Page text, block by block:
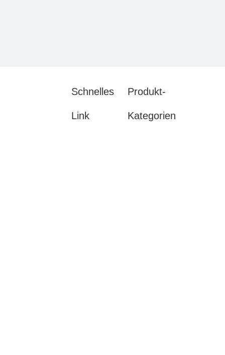
Schnelles
Link
Produkt-
Kategorien